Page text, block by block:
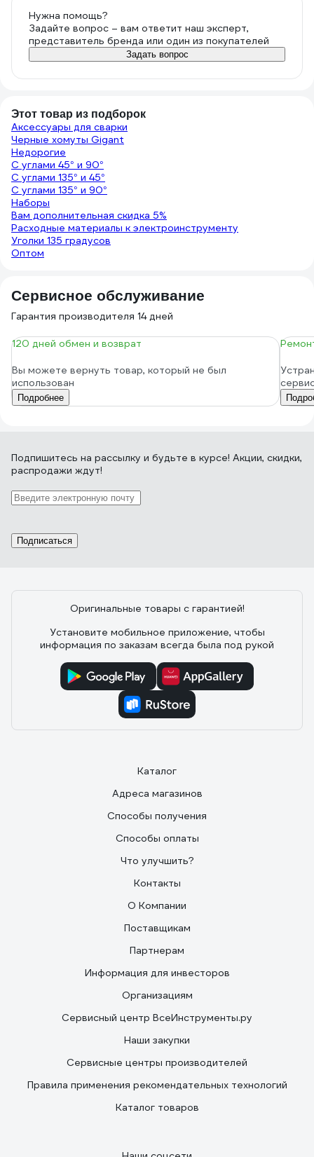
Нужна помощь?
Задайте вопрос – вам ответит наш эксперт,
представитель бренда или один из покупателей
Задать вопрос
Этот товар из подборок
Аксессуары для сварки
Черные хомуты Gigant
Недорогие
С углами 45° и 90°
С углами 135° и 45°
С углами 135° и 90°
Наборы
Вам дополнительная скидка 5%
Расходные материалы к электроинструменту
Уголки 135 градусов
Оптом
Сервисное обслуживание
Гарантия производителя 14 дней
120 дней обмен и возврат
Вы можете вернуть товар, который не был
использован
Подробнее
Подпишитесь на рассылку и будьте в курсе! Акции, скидки,
распродажи ждут!
Подписаться
Оригинальные товары с гарантией!
Установите мобильное приложение, чтобы
информация по заказам всегда была под рукой
Каталог
Адреса магазинов
Способы получения
Способы оплаты
Что улучшить?
Контакты
О Компании
Поставщикам
Партнерам
Информация для инвесторов
Организациям
Сервисный центр ВсеИнструменты.ру
Наши закупки
Сервисные центры производителей
Правила применения рекомендательных технологий
Каталог товаров